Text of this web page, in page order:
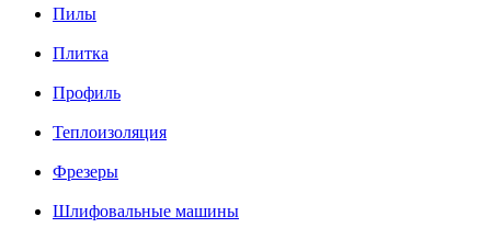
Пилы
Плитка
Профиль
Теплоизоляция
Фрезеры
Шлифовальные машины